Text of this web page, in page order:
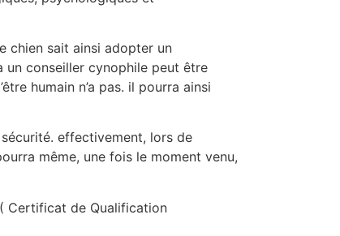
chien sait ainsi adopter un
un conseiller cynophile peut être
humain n’a pas. il pourra ainsi
effectivement, lors de
même, une fois le moment venu,
Certificat de Qualification